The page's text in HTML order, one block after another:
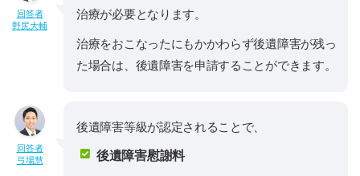
回答者
野尻大輔
治療が必要となります。
治療をおこなったにもかかわらず後遺障害が残っ
た場合は、後遺障害を申請することができます。
回答者
弓場慧
後遺障害等級が認定されることで、
後遺障害慰謝料